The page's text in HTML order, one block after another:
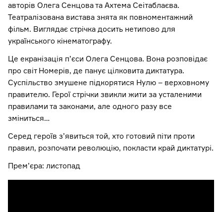
авторів Олега Сенцова та Ахтема Сеітаблаєва.
Театралізована вистава знята як повноментажний
фільм. Виглядає стрічка досить нетипово для
українського кінематографу.
Це екранізація п’єси Олега Сенцова. Вона розповідає
про світ Номерів, де панує цілковита диктатура.
Суспільство змушене підкорятися Нулю – верховному
правителю. Герої стрічки звикли жити за усталеними
правилами та законами, але одного разу все
зміниться…
Серед героїв з’явиться той, хто готовий піти проти
правил, розпочати революцію, покласти край диктатурі.
Прем’єра: листопад